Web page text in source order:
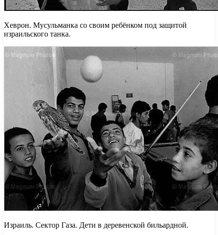
Хеврон. Мусульманка со своим ребёнком под защитой
израильского танка.
Израиль. Сектор Газа. Дети в деревенской бильардной.